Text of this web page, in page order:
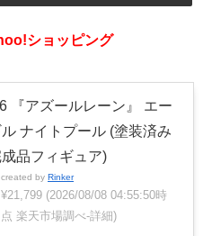
ショッピング
『アズールレーン』 エー
ナイトプール (塗装済み
成品フィギュア)
created by Rinker
¥21,799 (2026/08/08 04:55:50時
点 楽天市場調べ-詳細)